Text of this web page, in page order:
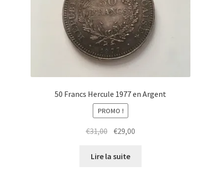
50 Francs Hercule 1977 en Argent
PROMO !
€31,00 €29,00
Lire la suite